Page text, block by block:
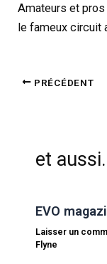
Amateurs et
le fameux circuit
PRÉCÉDENT
et
EVO
Laisser un
Flyne